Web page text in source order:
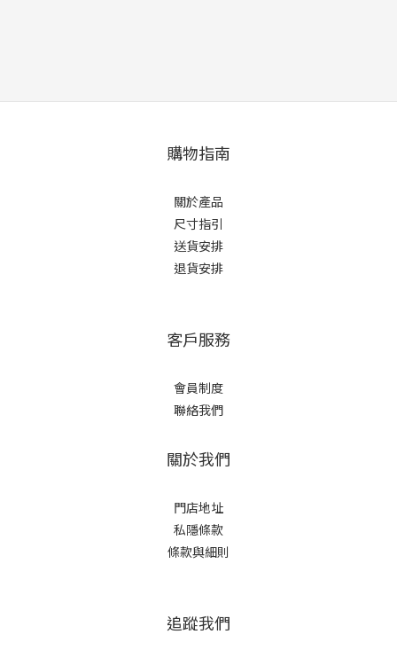
購物指南
關於產品
尺寸指引
送貨安排
退貨安排
客戶服務
會員制度
聯絡我們
關於我們
門店地址
私隱條款
條款與細則
追蹤我們